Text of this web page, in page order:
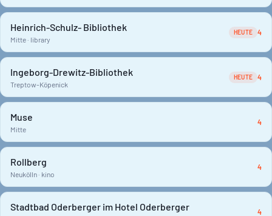
Heinrich-Schulz- Bibliothek
Mitte · library
HEUTE 4
Ingeborg-Drewitz-Bibliothek
Treptow-Köpenick
HEUTE 4
Muse
Mitte
4
Rollberg
Neukölln · kino
4
Stadtbad Oderberger im Hotel Oderberger 4